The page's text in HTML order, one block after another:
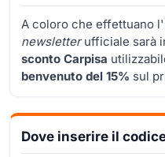
A coloro che effettuano l'
newsletterufficiale sarà
sconto Carpisa
benvenuto del 15% sul
Dove inserire il